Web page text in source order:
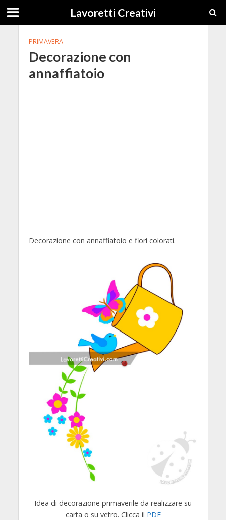
Lavoretti Creativi
PRIMAVERA
Decorazione con
annaffiatoio
Decorazione con annaffiatoio e fiori colorati.
Idea di decorazione primaverile da realizzare su
carta o su vetro. Clicca il PDF